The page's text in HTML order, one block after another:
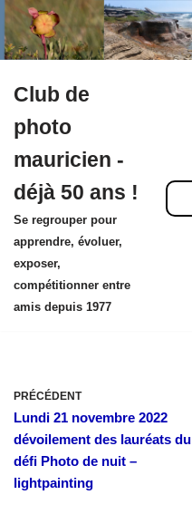
au
contenu
Club de
photo
mauricien -
déjà 50 ans !
Se regrouper pour
apprendre, évoluer,
exposer,
compétitionner entre
amis depuis 1977
PRÉCÉDENT
Lundi 21 novembre 2022
dévoilement des lauréats du
défi Photo de nuit –
lightpainting